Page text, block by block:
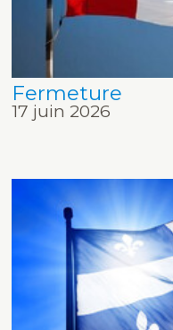
Fermeture
17 juin 2026